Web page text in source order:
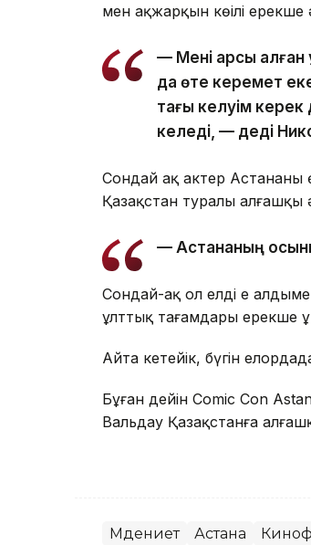
мен ақжарқын көңілі
— Мені қарсы
да өте керемет
тағы келуім
келеді, — деді
Сондай ақ актер Астананың
Қазақстан туралы алғашқы
— Астананың
Сондай-ақ ол елді ең
ұлттық тағамдары ерекше
Айта кетейік, бүгін
Бұған дейін Comic Con
Вальдау Қазақстанға
Мәдениет Астана